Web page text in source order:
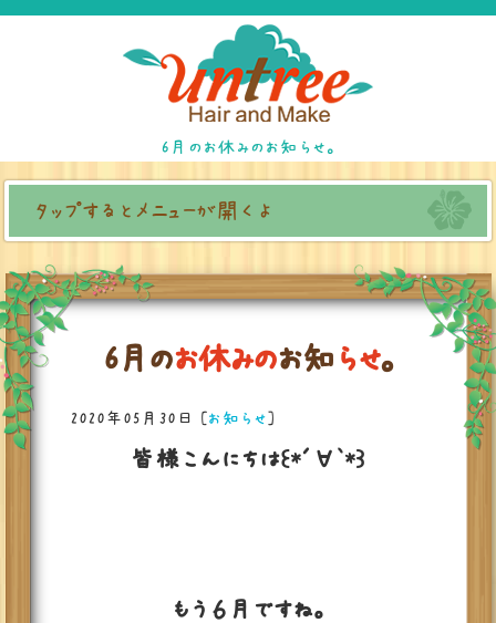
6月のお休みのお知らせ。
タップするとメニューが開くよ
6月 のお休みのお知らせ。
2020年05月30日 [お知らせ]
皆様こんにちは꒰*´∀`*꒱
もう６月ですね。